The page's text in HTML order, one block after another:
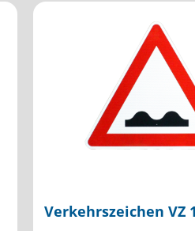
Verkehrszeichen VZ